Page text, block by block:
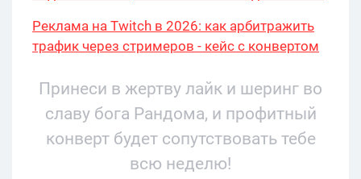
Реклама на Twitch в 2026: как арбитражить
трафик через стримеров - кейс с конвертом
Принеси в жертву лайк и шеринг во
славу бога Рандома, и профитный
конверт будет сопутствовать тебе
всю неделю!